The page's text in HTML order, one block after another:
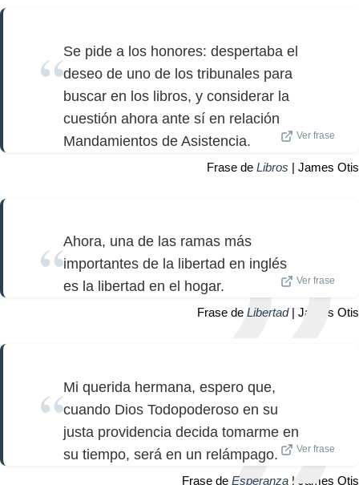
Se pide a los honores: despertaba el
deseo de uno de los tribunales para
buscar en los libros, y considerar la
cuestión ahora ante sí en relación
Mandamientos de Asistencia.
Ver frase
Frase de Libros | James Otis
Ahora, una de las ramas más
importantes de la libertad en inglés
es la libertad en el hogar.
Ver frase
Frase de Libertad| James Otis
Mi querida hermana, espero que,
cuando Dios Todopoderoso en su
justa providencia decida tomarme en
su tiempo, será en un relámpago.
Ver frase
Frase de Esperanza | James Otis